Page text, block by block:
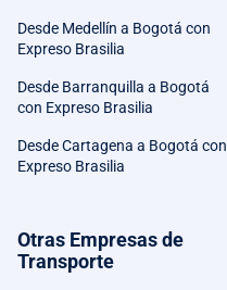
Desde Medellín a Bogotá con
Expreso Brasilia
Desde Barranquilla a Bogotá
con Expreso Brasilia
Desde Cartagena a Bogotá con
Expreso Brasilia
Otras Empresas de
Transporte